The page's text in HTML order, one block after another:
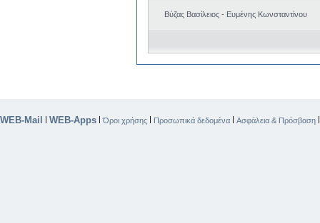
Βύζας Βασίλειος - Ευμένης Κωνσταντίνου
WEB-Mail | WEB-Apps |Όροι χρήσης | Προσωπικά δεδομένα | Ασφάλεια & Πρόσβαση